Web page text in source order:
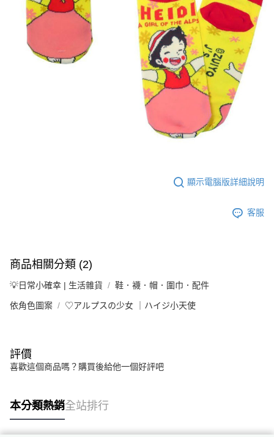
顯示電腦版詳細說明
客服
商品相關分類 (2)
💡日常小確幸 | 生活雜貨 鞋．襪．帽．圍巾．配件
依角色圖案 ♡アルプスの少女 ｜ハイジ小天使
評價
喜歡這個商品嗎？購買後給他一個好評吧
本分類熱銷全站排行